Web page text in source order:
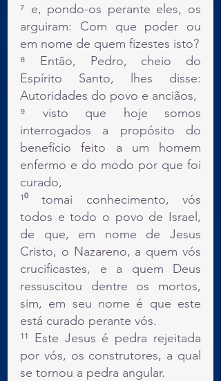
⁷ e, pondo-os perante eles, os
arguiram: Com que poder ou
em nome de quem fizestes isto?
⁸ Então, Pedro, cheio do
Espírito Santo, lhes disse:
Autoridades do povo e anciãos,
⁹ visto que hoje somos
interrogados a propósito do
benefício feito a um homem
enfermo e do modo por que foi
curado,
¹⁰ tomai conhecimento, vós
todos e todo o povo de Israel,
de que, em nome de Jesus
Cristo, o Nazareno, a quem vós
crucificastes, e a quem Deus
ressuscitou dentre os mortos,
sim, em seu nome é que este
está curado perante vós.
¹¹ Este Jesus é pedra rejeitada
por vós, os construtores, a qual
se tornou a pedra angular.